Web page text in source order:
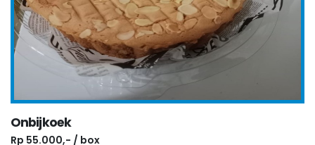
Onbijkoek
Rp 55.000,- / box